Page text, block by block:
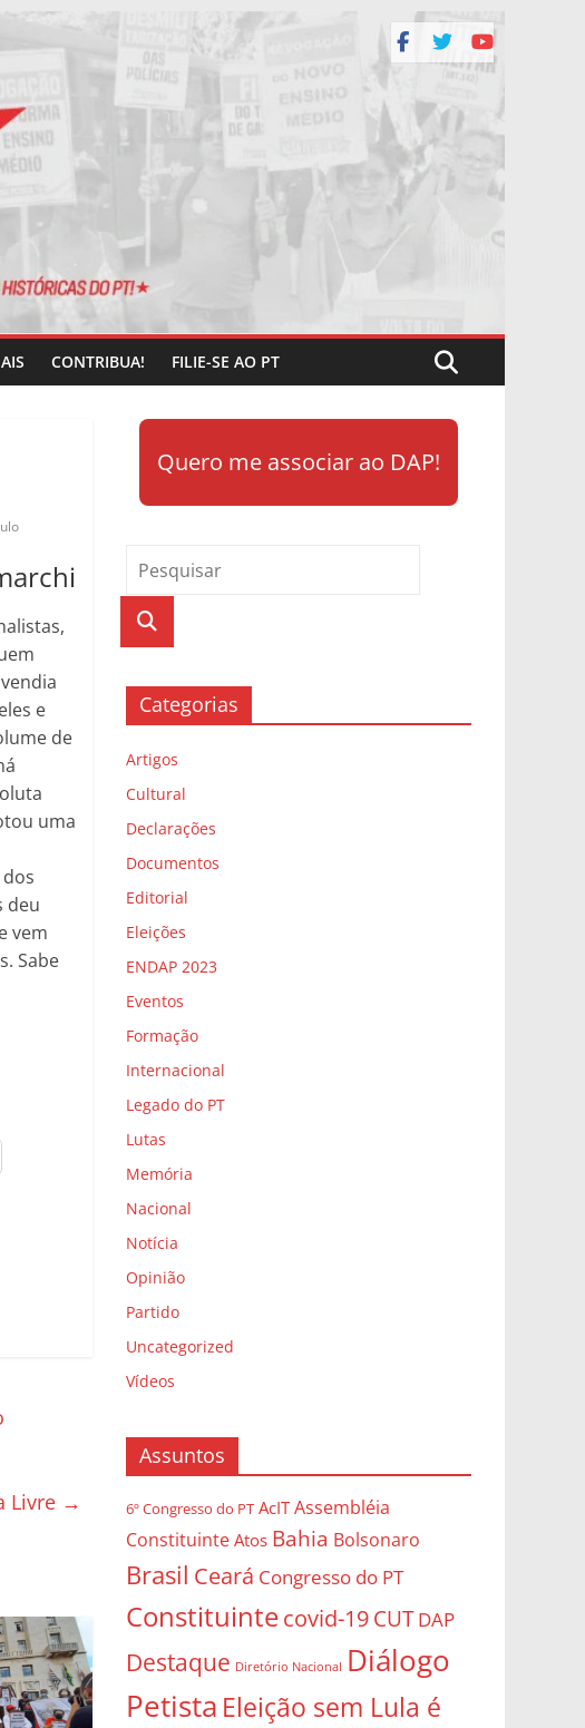
CONTRIBUA! FILIE-SE AO PT
e
de
uma
deu
vem
Sabe
Livre →
Quero me associar ao DAP!
Categorias
Artigos
Cultural
Declarações
Documentos
Editorial
Eleições
ENDAP 2023
Eventos
Formação
Internacional
Legado do PT
Lutas
Memória
Nacional
Notícia
Opinião
Partido
Uncategorized
Vídeos
Assuntos
6º Congresso do PT AcIT Assembléia
Constituinte Atos Bahia Bolsonaro
Brasil Ceará Congresso do PT
Constituintecovid-19CUT DAP
Destaque Diretório Nacional Diálogo
Petista Eleição sem Lula é